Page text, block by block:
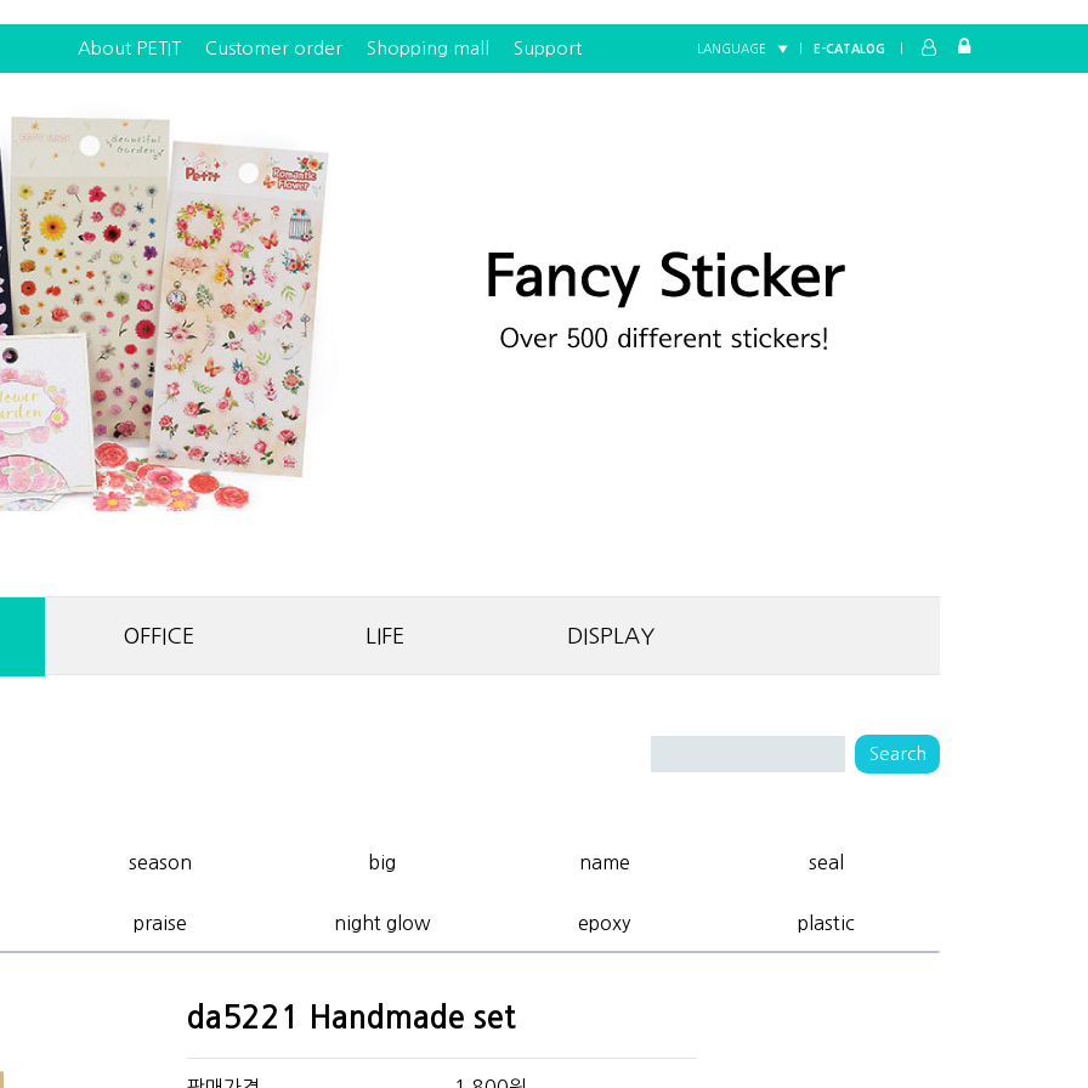
About PETIT Customer order Shopping mall Support LANGUAGE ▼ E-CATALOG
Home FANCY
OFFICE LIFE DISPLAY
season big name seal
praise night glow epoxy plastic
da5221 Handmade set